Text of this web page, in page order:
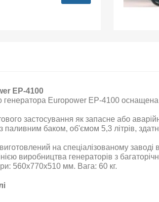
EP-4100
генератора Europower EP-4100 оснащена
застосування як запасне або
паливним баком, об'ємом 5,3 літрів,
виготовлений на спеціалізованому
виробництва генераторів з
560х770х510 мм. Вага: 60 кг.